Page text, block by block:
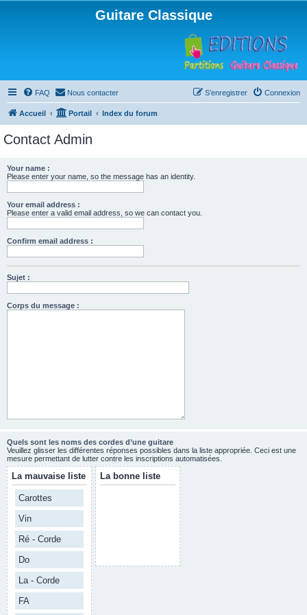
Guitare Classique
FAQ Nous contacter Connexion
S’enregistrer
Accueil Portail Index du forum
Contact Admin
Your name :
Please enter your name, so the message has an identity.
Your email address :
Please enter a valid email address, so we can contact you.
Confirm email address :
Sujet :
Corps du message :
Quels sont les noms des cordes d’une guitare
Veuillez glisser les différentes réponses possibles dans la liste appropriée. Ceci est une
mesure permettant de lutter contre les inscriptions automatisées.
La mauvaise liste
Carottes
Vin
Ré - Corde
Do
La - Corde
FA
La bonne liste